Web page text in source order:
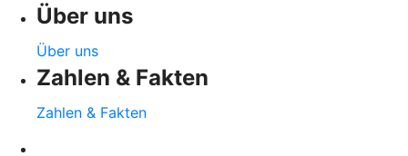
Über uns
Über uns
Zahlen & Fakten
Zahlen & Fakten